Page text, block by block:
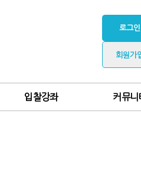
로그인
회원가
입찰강좌 커뮤니